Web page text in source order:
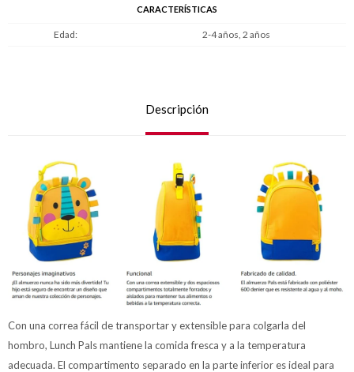
CARACTERÍSTICAS
Edad 2-4 años, 2 años
Descripción
Con una correa fácil de transportar y extensible para colgarla del
hombro, Lunch Pals mantiene la comida fresca y a la temperatura
adecuada. El compartimento separado en la parte inferior es ideal para